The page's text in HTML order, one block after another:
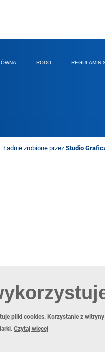
RODO REGULAMIN
Ładnie zrobione przezStudio
pliki cookies. Korzystanie z
Czytaj więcej